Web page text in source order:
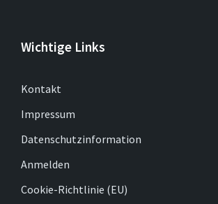
Wichtige Links
Kontakt
Impressum
Datenschutzinformation
Anmelden
Cookie-Richtlinie (EU)